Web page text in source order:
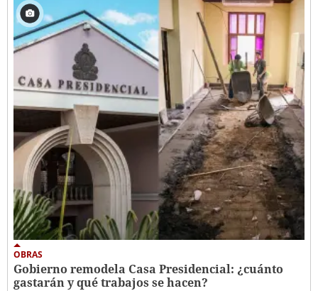
OBRAS
Gobierno remodela Casa Presidencial: ¿cuánto
gastarán y qué trabajos se hacen?